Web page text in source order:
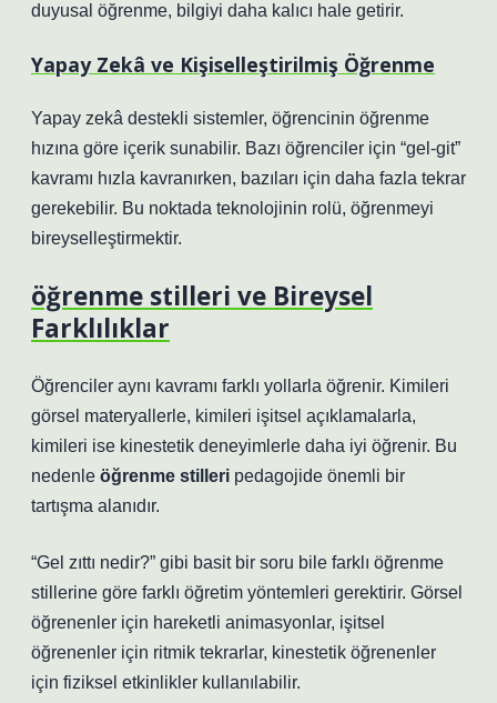
duyusal öğrenme, bilgiyi daha kalıcı hale getirir.
Yapay Zekâ ve Kişiselleştirilmiş Öğrenme
Yapay zekâ destekli sistemler, öğrencinin öğrenme
hızına göre içerik sunabilir. Bazı öğrenciler için “gel-git”
kavramı hızla kavranırken, bazıları için daha fazla tekrar
gerekebilir. Bu noktada teknolojinin rolü, öğrenmeyi
bireyselleştirmektir.
öğrenme stilleri ve Bireysel
Farklılıklar
Öğrenciler aynı kavramı farklı yollarla öğrenir. Kimileri
görsel materyallerle, kimileri işitsel açıklamalarla,
kimileri ise kinestetik deneyimlerle daha iyi öğrenir. Bu
nedenle öğrenme stilleri pedagojide önemli bir
tartışma alanıdır.
“Gel zıttı nedir?” gibi basit bir soru bile farklı öğrenme
stillerine göre farklı öğretim yöntemleri gerektirir. Görsel
öğrenenler için hareketli animasyonlar, işitsel
öğrenenler için ritmik tekrarlar, kinestetik öğrenenler
için fiziksel etkinlikler kullanılabilir.